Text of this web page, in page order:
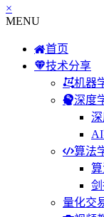
×
MENU
首页
技术分享
机器
深度
算法
量化交